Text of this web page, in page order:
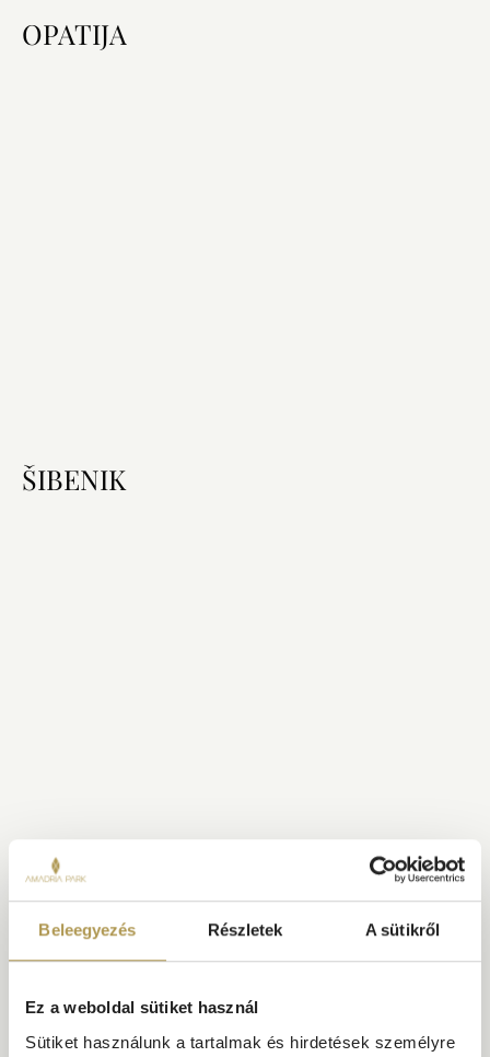
Beleegyezés Részletek A sütikről
Ez a weboldal sütiket használ
Sütiket használunk a tartalmak és hirdetések személyre
OPATIJA
ŠIBENIK
Milyen napágyak használhatók az Amadria
Park területén, és lehet-e foglalni?
ZÁGRÁB
Hol tudok parkolni, és mennyibe kerül?